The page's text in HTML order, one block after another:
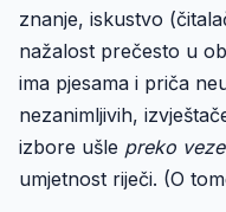
znanje, iskustvo
nažalost prečesto u
ima pjesama i priča
nezanimljivih,
izbore ušle preko veze
umjetnost riječi. (O